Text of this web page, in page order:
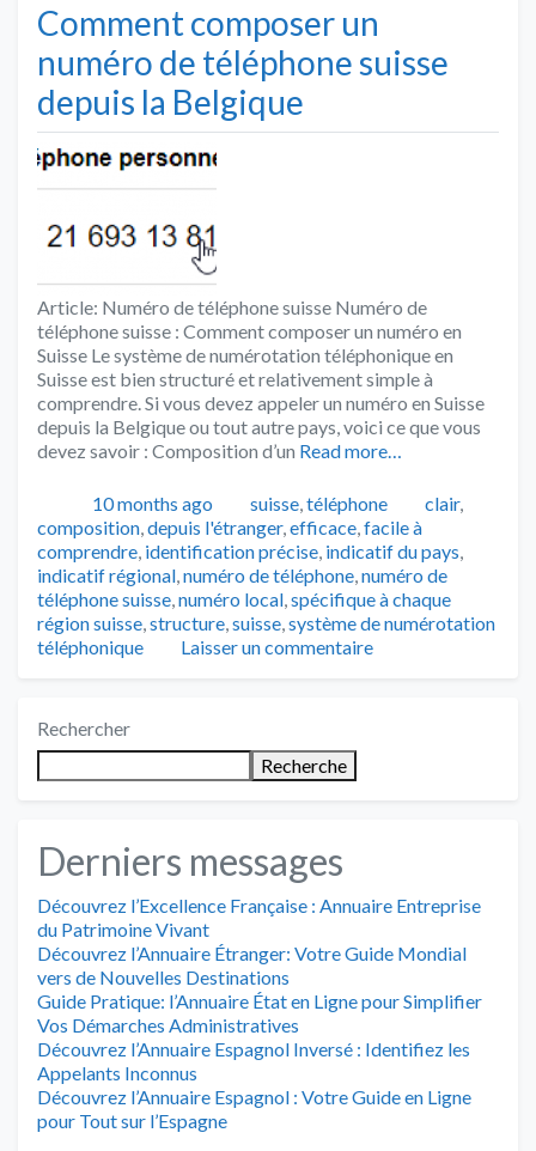
Comment composer un
numéro de téléphone suisse
depuis la Belgique
Article: Numéro de téléphone suisse Numéro de
téléphone suisse : Comment composer un numéro en
Suisse Le système de numérotation téléphonique en
Suisse est bien structuré et relativement simple à
comprendre. Si vous devez appeler un numéro en Suisse
depuis la Belgique ou tout autre pays, voici ce que vous
devez savoir : Composition d’un Read more…
Publié10 months ago Catégories
suisse,téléphone Tags
clair,
composition,depuis l'étranger,efficace,facile à
comprendre, identification précise, indicatif du pays,
indicatif régional,numéro de téléphone,numéro de
téléphone suisse,numéro local,spécifique à chaque
région suisse,structure,suisse,système de numérotation
téléphonique
Laisser un commentaire
Rechercher
Recherche
Derniers messages
Découvrez l’Excellence Française : Annuaire Entreprise
du Patrimoine Vivant
Découvrez l’Annuaire Étranger: Votre Guide Mondial
vers de Nouvelles Destinations
Guide Pratique: l’Annuaire État en Ligne pour Simplifier
Vos Démarches Administratives
Découvrez l’Annuaire Espagnol Inversé : Identifiez les
Appelants Inconnus
Découvrez l’Annuaire Espagnol : Votre Guide en Ligne
pour Tout sur l’Espagne